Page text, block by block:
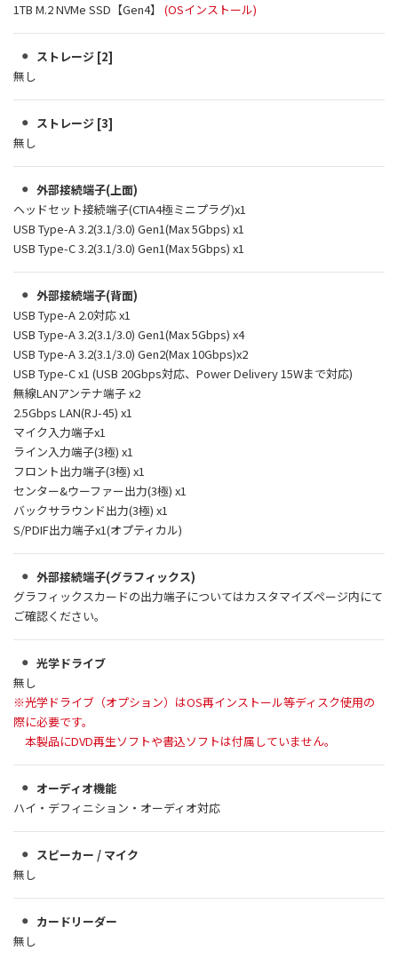
1TB M.2 NVMe SSD【Gen4】 (OSインストール)
ストレージ [2]
無し
ストレージ [3]
無し
外部接続端子(上面)
ヘッドセット接続端子(CTIA4極ミニプラグ)x1
USB Type-A 3.2(3.1/3.0) Gen1(Max 5Gbps) x1
USB Type-C 3.2(3.1/3.0) Gen1(Max 5Gbps) x1
外部接続端子(背面)
USB Type-A 2.0対応 x1
USB Type-A 3.2(3.1/3.0) Gen1(Max 5Gbps) x4
USB Type-A 3.2(3.1/3.0) Gen2(Max 10Gbps)x2
USB Type-C x1 (USB 20Gbps対応、Power Delivery 15Wまで対応)
無線LANアンテナ端子 x2
2.5Gbps LAN(RJ-45) x1
マイク入力端子x1
ライン入力端子(3極) x1
フロント出力端子(3極) x1
センター&ウーファー出力(3極) x1
バックサラウンド出力(3極) x1
S/PDIF出力端子x1(オプティカル)
外部接続端子(グラフィックス)
グラフィックスカードの出力端子についてはカスタマイズページ内にて
ご確認ください。
光学ドライブ
無し
※光学ドライブ（オプション）はOS再インストール等ディスク使用の
際に必要です。
本製品にDVD再生ソフトや書込ソフトは付属していません。
オーディオ機能
ハイ・デフィニション・オーディオ対応
スピーカー / マイク
無し
カードリーダー
無し